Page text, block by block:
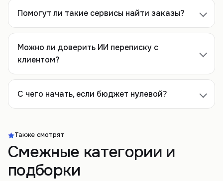
Помогут ли такие сервисы найти заказы?
Можно ли доверить ИИ переписку с
клиентом?
С чего начать, если бюджет нулевой?
Также смотрят
Смежные категории и
подборки